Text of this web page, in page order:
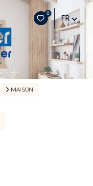
0
FR
MAISON